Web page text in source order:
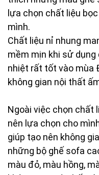
lựa chọn chất liệu
mình.
Chất liệu nỉ nhung
mềm mịn khi sử
nhiệt rất tốt vào mùa
không gian nội thất
Ngoài việc chọn chất
nên lựa chọn cho
giúp tạo nên không
những bộ ghế sofa
màu đỏ, màu hồng,